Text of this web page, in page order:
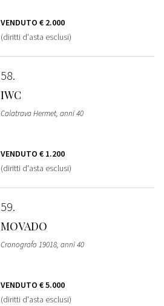
VENDUTO € 2.000
(diritti d'asta esclusi)
58
IWC
Calatrava Hermet, anni 40
VENDUTO € 1.200
(diritti d'asta esclusi)
59
MOVADO
Cronografo 19018, anni 40
VENDUTO € 5.000
(diritti d'asta esclusi)